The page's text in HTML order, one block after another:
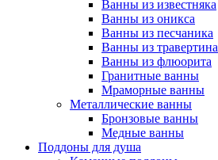
Ванны из известняка
Ванны из оникса
Ванны из песчаника
Ванны из травертина
Ванны из флюорита
Гранитные ванны
Мраморные ванны
Металлические ванны
Бронзовые ванны
Медные ванны
Поддоны для душа